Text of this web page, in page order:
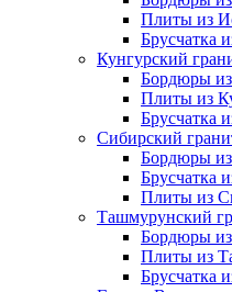
Плиты из
Брусчатка
Кунгурский
Бордюры из
Плиты из
Брусчатка
Сибирский
Бордюры из
Брусчатка
Плиты из
Ташмурунский
Бордюры
Плиты из
Брусчатка